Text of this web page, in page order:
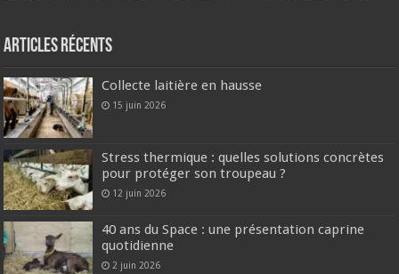
Articles récents
Collecte laitière en hausse
15 juin 2026
Stress thermique : quelles solutions concrètes
pour protéger son troupeau ?
12 juin 2026
40 ans du Space : une présentation caprine
quotidienne
2 juin 2026